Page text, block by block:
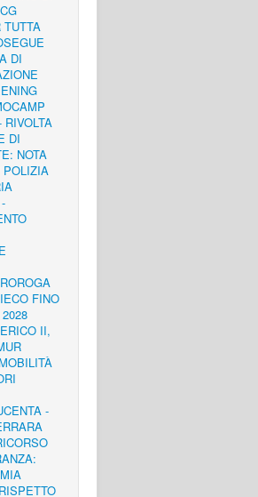
TUTTA
DI
RIVOLTA
DI
NOTA
POLIZIA
FINO
II,
-